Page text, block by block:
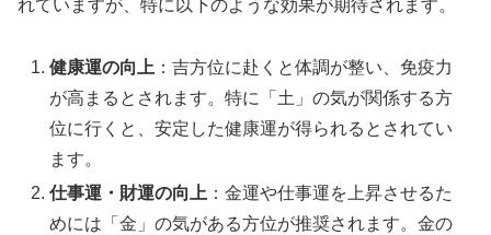
れていますが、特に以下のような効果が期待されます。
健康運の向上 ：吉方位に赴くと体調が整い、免疫力
が高まるとされます。特に「土」の気が関係する方
位に行くと、安定した健康運が得られるとされてい
ます。
仕事運・財運の向上 ：金運や仕事運を上昇させるた
めには「金」の気がある方位が推奨されます。金の